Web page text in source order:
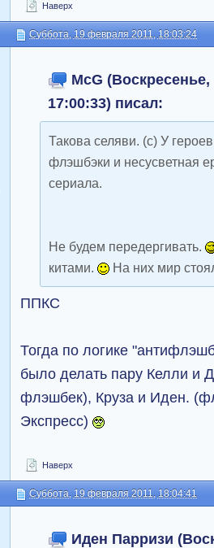
Наверх
Суббота, 19 февраля 2011, 18:03:24
McG
17:00:33) писал:
Такова селяви. (с) У
флэшбэки и несусветная
сериала.
Не будем передергивать.
китами.
На них мир
ППКС
Тогда по логике
было делать пару Келли и
флэшбек), Круза и Иден.
Экспресс)
Наверх
Суббота, 19 февраля 2011, 18:04:41
Иден Парризи